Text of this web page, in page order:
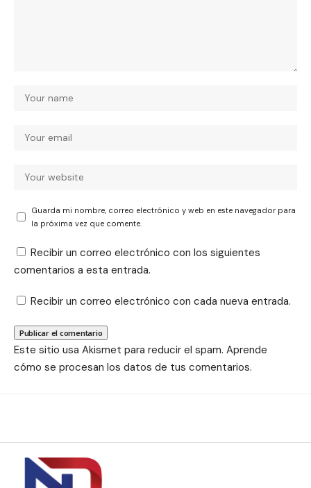
Guarda mi nombre, correo electrónico y web en este navegador para
la próxima vez que comente.
Recibir un correo electrónico con los siguientes
comentarios a esta entrada.
Recibir un correo electrónico con cada nueva entrada.
Este sitio usa Akismet para reducir el spam. Aprende
cómo se procesan los datos de tus comentarios.